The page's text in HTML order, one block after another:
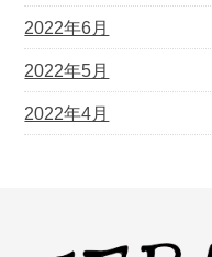
2022年6月
2022年5月
2022年4月